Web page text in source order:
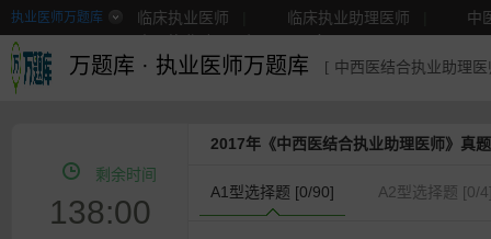
执业医师万题库 临床执业医师 临床执业助理医师
中
万题库 · 执业医师万题库 [ 中西医结合执业助理
剩余时间
138:00
2017年《中西医结合执业助理医师》真
A1型选择题 [0/90] A2型选择题 [0/